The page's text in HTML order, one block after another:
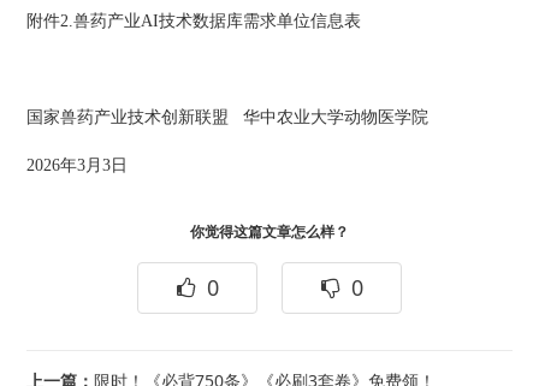
附件2.兽药产业AI技术数据库需求单位信息表
国家兽药产业技术创新联盟 华中农业大学动物医学院
2026年3月3日
你觉得这篇文章怎么样？
0 0
上一篇：限时！《必背750条》《必刷3套卷》免费领！